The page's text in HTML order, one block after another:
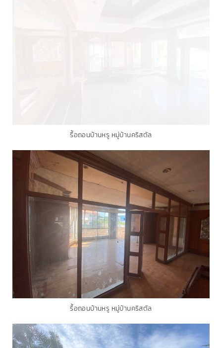
รื้อถอนบ้านหรู หมู่บ้านคริสตัล
รื้อถอนบ้านหรู หมู่บ้านคริสตัล